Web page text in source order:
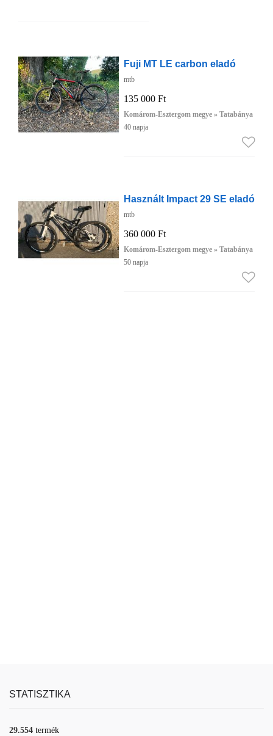
Fuji MT LE carbon eladó
mtb
135 000 Ft
Komárom-Esztergom megye » Tatabánya
40 napja
Használt Impact 29 SE eladó
mtb
360 000 Ft
Komárom-Esztergom megye » Tatabánya
50 napja
STATISZTIKA
29.554 termék